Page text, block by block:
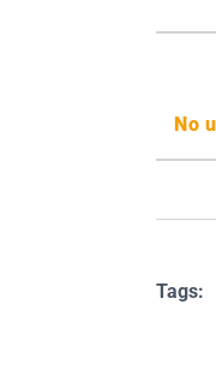
No
Tags: